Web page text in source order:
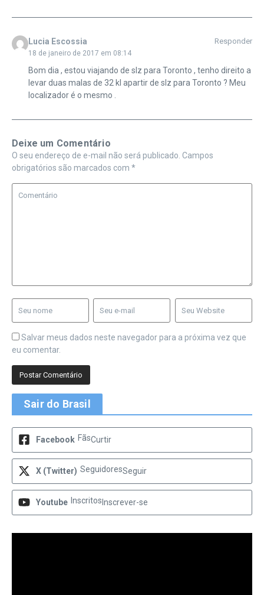
Lucia Escossia
18 de janeiro de 2017 em 08:14
Responder
Bom dia , estou viajando de slz para Toronto , tenho direito a
levar duas malas de 32 kl apartir de slz para Toronto ? Meu
localizador é o mesmo .
Deixe um Comentário
O seu endereço de e-mail não será publicado. Campos
obrigatórios são marcados com *
Salvar meus dados neste navegador para a próxima vez que
eu comentar.
Sair do Brasil
Facebook FãsCurtir
X (Twitter) SeguidoresSeguir
Youtube Inscritos Inscrever-se